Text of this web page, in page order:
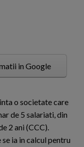
in Google
o societate care
de 5 salariati, din
2 ani (CCC).
ia in calcul pentru